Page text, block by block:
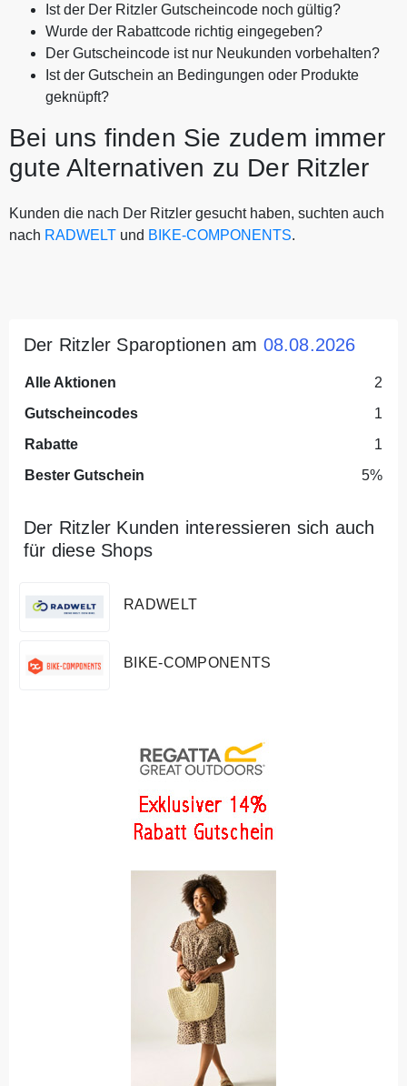
Ist der Der Ritzler Gutscheincode noch gültig?
Wurde der Rabattcode richtig eingegeben?
Der Gutscheincode ist nur Neukunden vorbehalten?
Ist der Gutschein an Bedingungen oder Produkte
geknüpft?
Bei uns finden Sie zudem immer
gute Alternativen zu Der Ritzler
Kunden die nach Der Ritzler gesucht haben, suchten auch
nach RADWELT und BIKE-COMPONENTS.
Der Ritzler Sparoptionen am 08.08.2026
Alle Aktionen
2
Gutscheincodes
1
Rabatte
1
Bester Gutschein
5%
Der Ritzler Kunden interessieren sich auch
für diese Shops
RADWELT
BIKE-COMPONENTS